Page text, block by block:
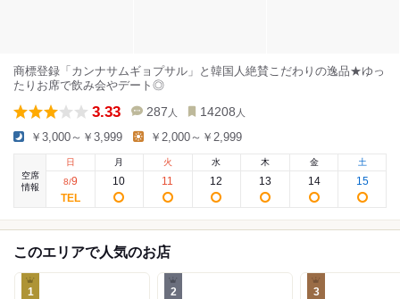
商標登録「カンナサムギョプサル」と韓国人絶賛こだわりの逸品★ゆっ
たりお席で飲み会やデート◎
3.33 287 人 14208 人
￥3,000～￥3,999 ￥2,000～￥2,999
空席
情報
日
8/9
月
10
火
11
水
12
木
13
金
14
土
15
このエリアで人気のお店
1 2 3